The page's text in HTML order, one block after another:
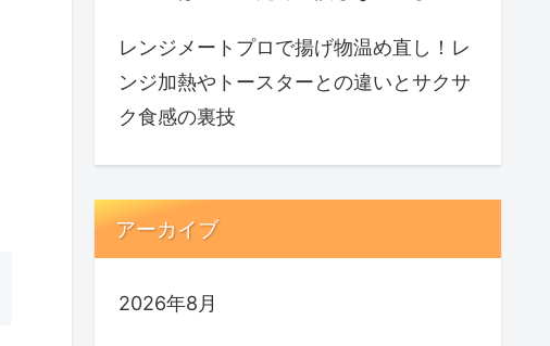
レンジメートプロで揚げ物温め直し！レ
ンジ加熱やトースターとの違いとサクサ
ク食感の裏技
アーカイブ
2026年8月